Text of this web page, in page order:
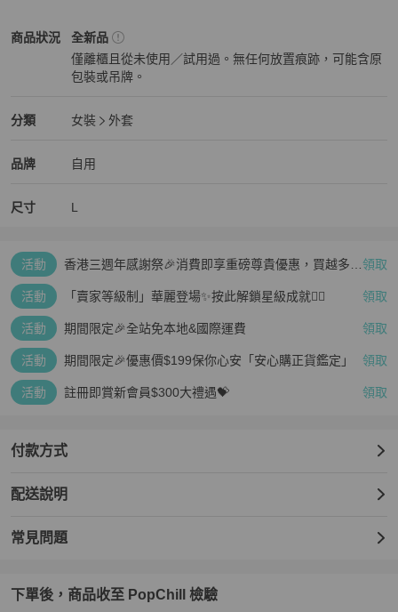
商品狀況
女裝商品狀態與細節
全新品
僅離櫃且從未使用／試用過。無任何放置痕跡，可能含原
包裝或吊牌。
分類
女裝分類資訊女裝
外套
品牌
精品女裝 品牌介紹
自用
尺寸 L
活動
香港三週年感謝祭🎉消費即享重磅尊貴優惠，買越多、 領取
活動 「賣家等級制」華麗登場✨按此解鎖星級成就👆🏻 領取
活動 期間限定🎉全站免本地&國際運費 領取
活動 期間限定🎉優惠價$199保你心安「安心購正貨鑑定」 領取
活動 註冊即賞新會員$300大禮遇💝 領取
付款方式
配送說明
常見問題
下單後，商品收至 PopChill 檢驗